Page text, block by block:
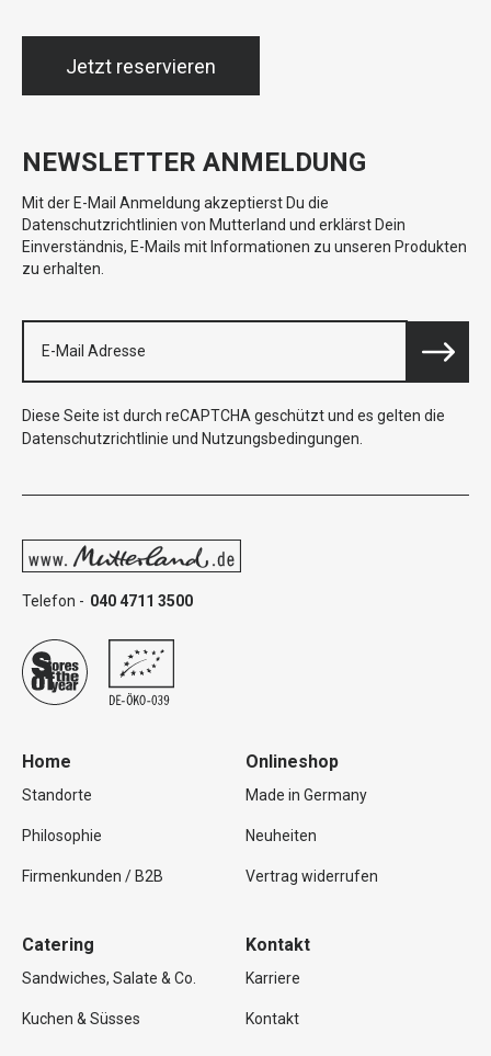
Jetzt reservieren
NEWSLETTER ANMELDUNG
Mit der E-Mail Anmeldung akzeptierst Du die
Datenschutzrichtlinien von Mutterland und erklärst Dein
Einverständnis, E-Mails mit Informationen zu unseren Produkten
zu erhalten.
Diese Seite ist durch reCAPTCHA geschützt und es gelten die
Datenschutzrichtlinie und Nutzungsbedingungen
Telefon - 040 4711 3500
Home
Standorte
Philosophie
Firmenkunden / B2B
Onlineshop
Made in Germany
Neuheiten
Vertrag widerrufen
Catering
Sandwiches, Salate & Co.
Kuchen & Süsses
Kontakt
Karriere
Kontakt